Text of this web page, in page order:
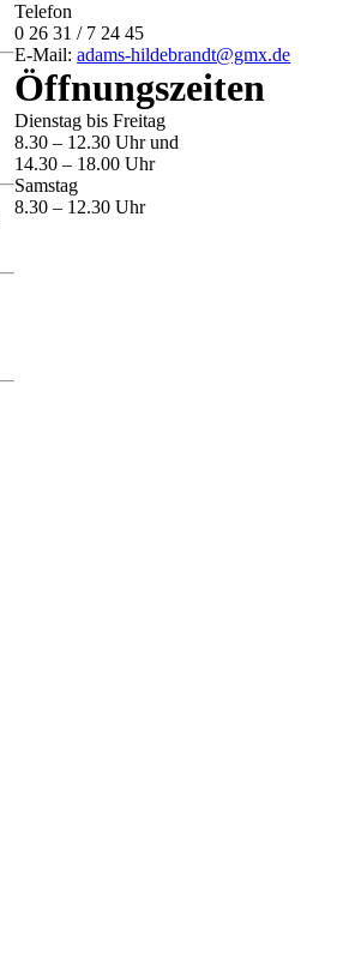
Telefon
0 26 31 / 7 24 45
E-Mail:adams-hildebrandt@gmx.de
Öffnungszeiten
Dienstag bis Freitag
8.30 – 12.30 Uhr und
14.30 – 18.00 Uhr
Samstag
8.30 – 12.30 Uhr